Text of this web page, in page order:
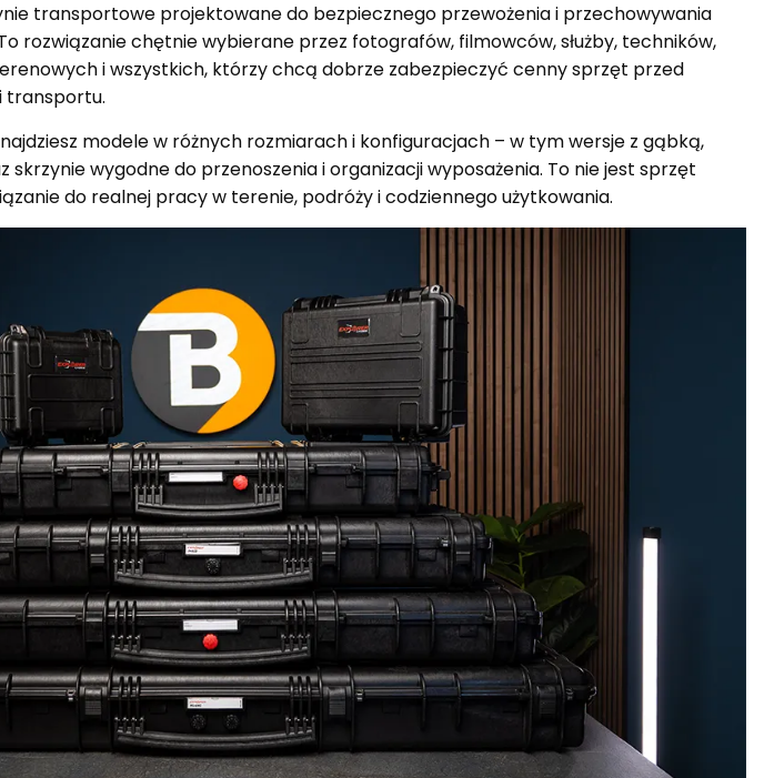
transportowe projektowane do bezpiecznego przewożenia i przechowywania
rozwiązanie chętnie wybierane przez fotografów, filmowców, służby, techników,
i wszystkich, którzy chcą dobrze zabezpieczyć cenny sprzęt przed
transportu.
modele w różnych rozmiarach i konfiguracjach – w tym wersje z gąbką,
wygodne do przenoszenia i organizacji wyposażenia. To nie jest sprzęt
do realnej pracy w terenie, podróży i codziennego użytkowania.